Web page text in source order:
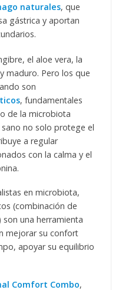
naturales, que
gástrica y aportan
el aloe vera, la
maduro. Pero los que
son
, fundamentales
de la microbiota
no solo protege el
a regular
con la calma y el
en microbiota,
(combinación de
una herramienta
mejorar su confort
apoyar su equilibrio
Comfort Combo,